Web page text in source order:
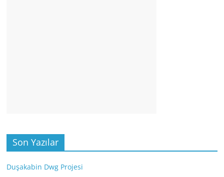
Son Yazılar
Duşakabin Dwg Projesi